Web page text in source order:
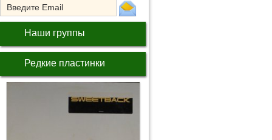
Наши группы
Редкие пластинки